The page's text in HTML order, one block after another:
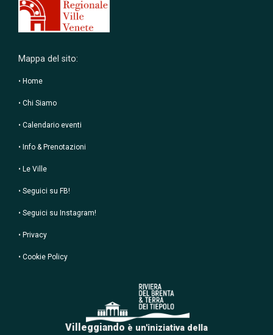
Mappa del sito:
• Home
• Chi Siamo
• Calendario eventi
• Info & Prenotazioni
• Le Ville
• Seguici su FB!
• Seguici su Instagram!
• Privacy
• Cookie Policy
Villeggiando è un'iniziativa della